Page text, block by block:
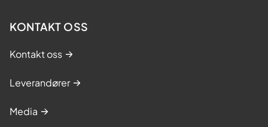
KONTAKT OSS
Kontakt oss
Leverandører
Media